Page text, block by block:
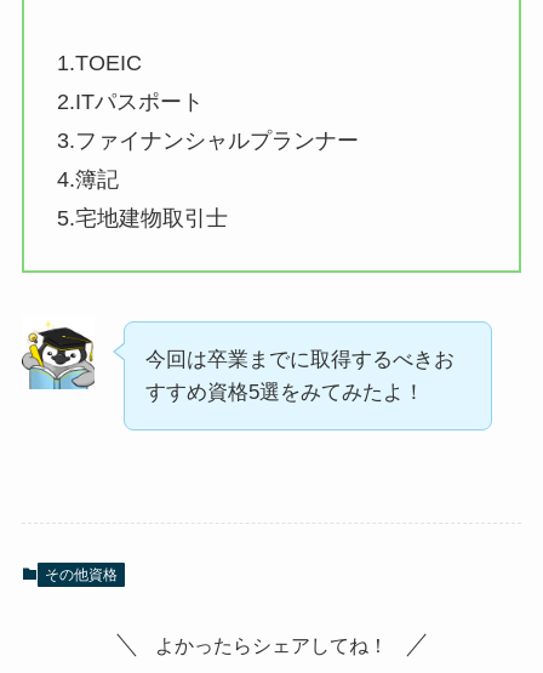
1.TOEIC
2.ITパスポート
3.ファイナンシャルプランナー
4.簿記
5.宅地建物取引士
今回は卒業までに取得するべきお
すすめ資格5選をみてみたよ！
その他資格
よかったらシェアしてね！